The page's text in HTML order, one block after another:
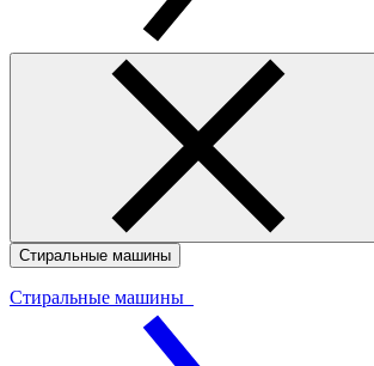
Стиральные машины
Стиральные машины